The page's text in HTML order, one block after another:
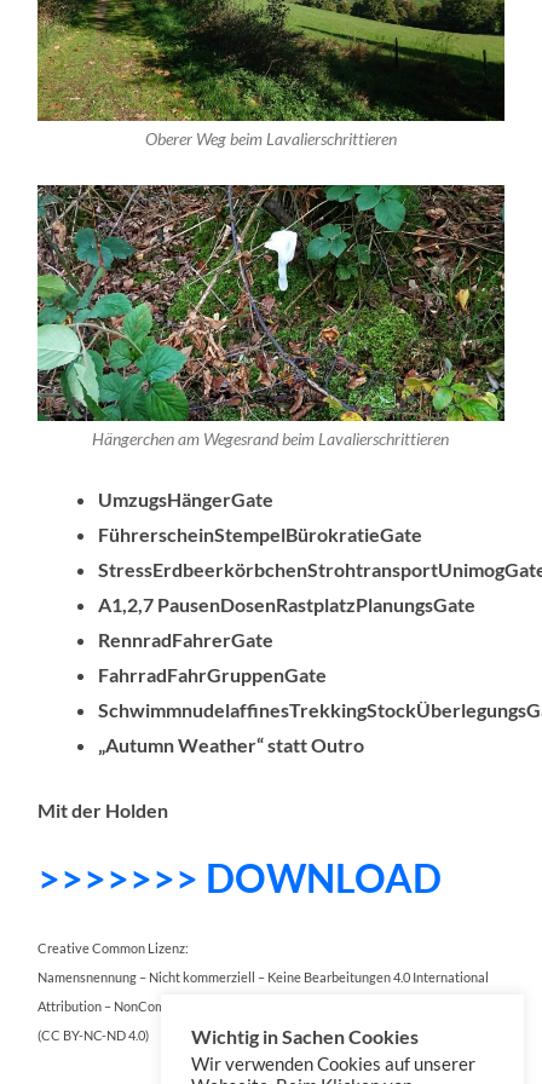
Oberer Weg beim Lavalierschrittieren
Hängerchen am Wegesrand beim Lavalierschrittieren
UmzugsHängerGate
FührerscheinStempelBürokratieGate
A1,2,7 PausenDosenRastplatzPlanungsGate
RennradFahrerGate
FahrradFahrGruppenGate
„Autumn Weather“ statt Outro
Mit der Holden
>>>>>>> DOWNLOAD
Creative Common Lizenz:
Namensnennung – Nicht kommerziell – Keine Bearbeitungen 4.0 International
Attribution – NonCommercial – NoDerivatives 4.0 International
(CC BY-NC-ND 4.0)
Wichtig in Sachen Cookies
Wir verwenden Cookies auf unserer